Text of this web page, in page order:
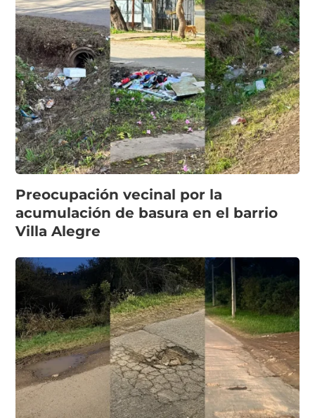
Preocupación vecinal por la
acumulación de basura en el barrio
Villa Alegre